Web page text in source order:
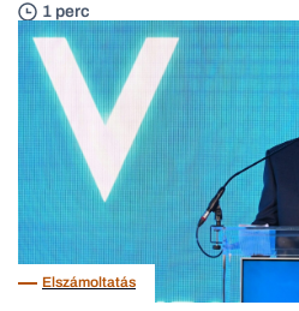
1 perc
Elszámoltatás